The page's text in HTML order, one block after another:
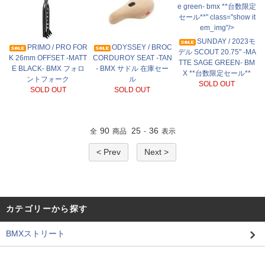
PRIMO / PRO FOR
K 26mm OFFSET -MATT
E BLACK- BMX フォロ
ントフォーク
SOLD OUT
ODYSSEY / BROC
CORDUROY SEAT -TAN
- BMX サドル 在庫セー
ル
SOLD OUT
e green- bmx **台数限定
セール**" class="show it
em_img"/>
SUNDAY / 2023モ
デル SCOUT 20.75" -MA
TTE SAGE GREEN- BM
X **台数限定セール**
SOLD OUT
全 90 商品 25 - 36 表示
< Prev Next >
カテゴリーから探す
BMXストリート